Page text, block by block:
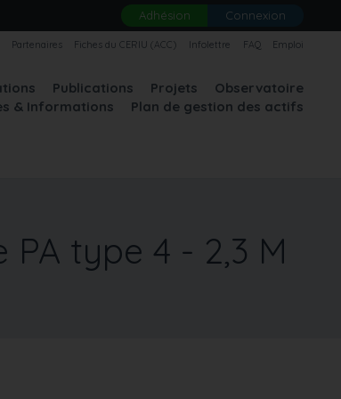
Adhésion Connexion
Partenaires Fiches du CERIU (ACC) Infolettre FAQ Emploi
Publications Projets
Observatoire
& Informations Plan de gestion des actifs
PA type 4 - 2,3 M